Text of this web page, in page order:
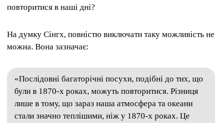
повторитися в наші дні?
На думку Сінгх, повністю виключати таку можливість не
можна. Вона зазначає:
«Послідовні багаторічні посухи, подібні до тих, що
були в 1870-х роках, можуть повторитися. Різниця
лише в тому, що зараз наша атмосфера та океани
стали значно теплішими, ніж у 1870-х роках. Це